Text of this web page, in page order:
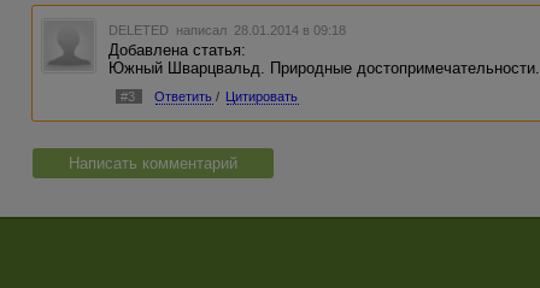
DELETED написал 28.01.2014 в 09:18
Добавлена статья:
Южный Шварцвальд. Природные
#3 Ответить / Цитировать
Написать комментарий